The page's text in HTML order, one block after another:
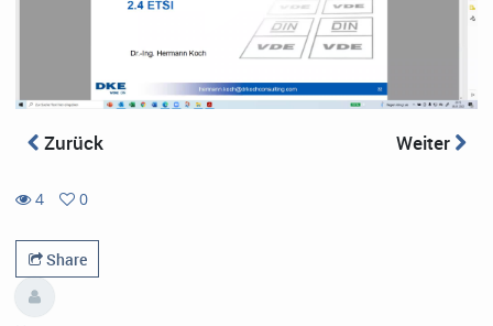
Zurück Weiter
4
views
0
favorites
Share